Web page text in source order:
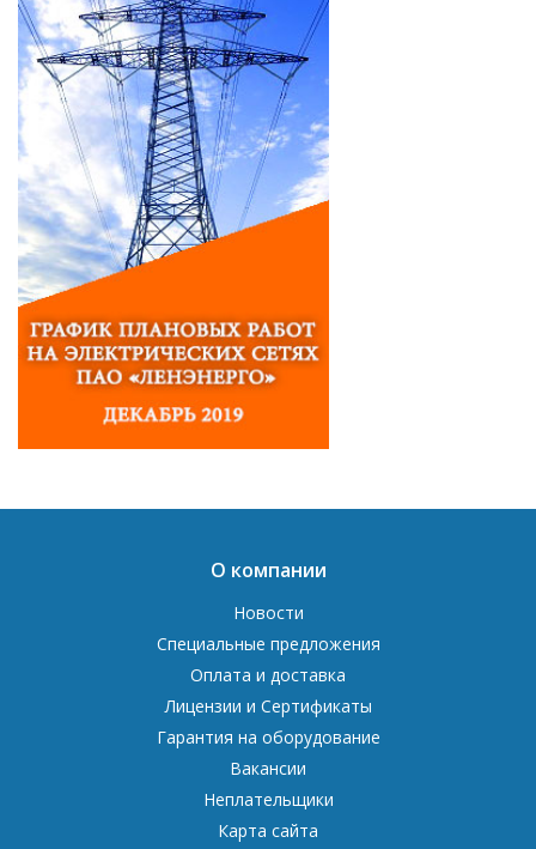
О компании
Новости
Специальные предложения
Оплата и доставка
Лицензии и Сертификаты
Гарантия на оборудование
Вакансии
Неплательщики
Карта сайта